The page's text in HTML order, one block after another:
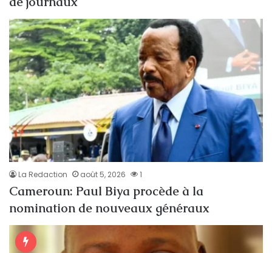
La Redaction août 5, 2026 1
Cameroun: Paul Biya procède à la
nomination de nouveaux généraux